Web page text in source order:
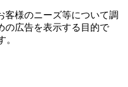
客様のニーズ等について調
の広告を表⽰する⽬的で
。